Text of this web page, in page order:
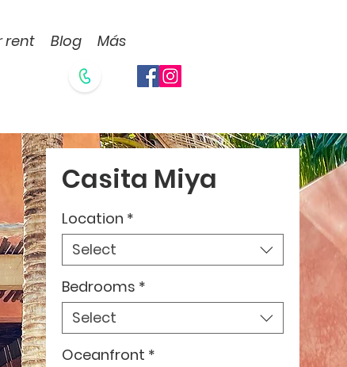
rent Blog Más
Casita Miya
Location *
Select
Bedrooms *
Select
Oceanfront *